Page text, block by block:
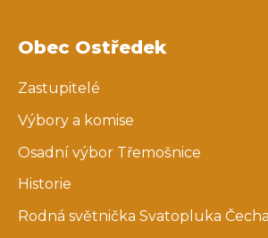
Obec Ostředek
Zastupitelé
Výbory a komise
Osadní výbor Třemošnice
Historie
Rodná světnička Svatopluka Čecha